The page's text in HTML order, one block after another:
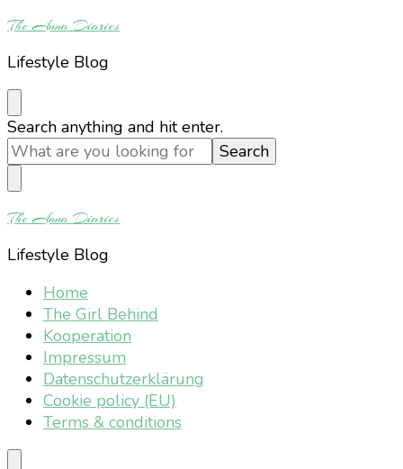
The Anna Diaries
Lifestyle Blog
Looking
for
Something?
Search anything and hit enter.
The Anna Diaries
Lifestyle Blog
Home
The Girl Behind
Kooperation
Impressum
Datenschutzerklärung
Cookie policy (EU)
Terms & conditions